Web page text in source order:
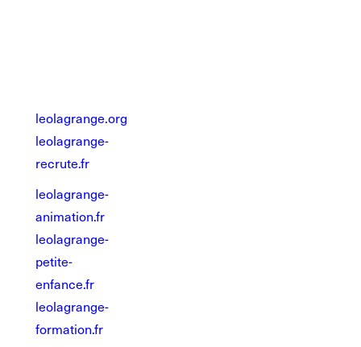
leolagrange.org
leolagrange-
recrute.fr
leolagrange-
animation.fr
leolagrange-
petite-
enfance.fr
leolagrange-
formation.fr